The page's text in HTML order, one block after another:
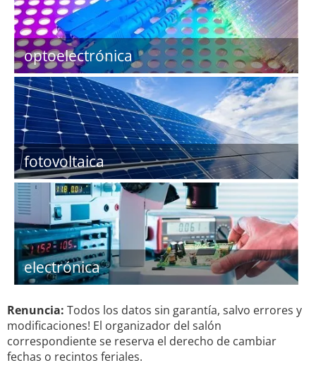
optoelectrónica
fotovoltaica
electrónica
Renuncia: Todos los datos sin garantía, salvo errores y
modificaciones! El organizador del salón
correspondiente se reserva el derecho de cambiar
fechas o recintos feriales.